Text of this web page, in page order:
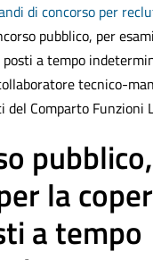
di concorso per
pubblico, per
a tempo
tecnico-
del Comparto Funzioni
la
a tempo